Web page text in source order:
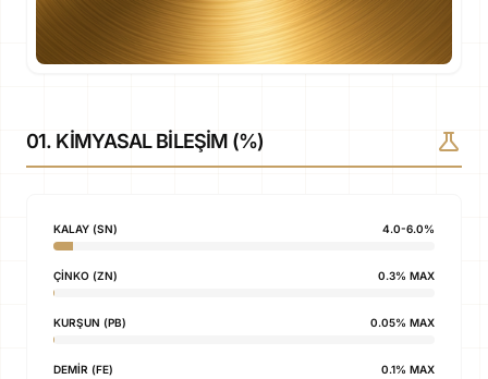
01. KIMYASAL BILEŞIM (%) science
KALAY (SN) 4.0-6.0%
ÇINKO (ZN) 0.3% MAX
KURŞUN (PB) 0.05% MAX
DEMIR (FE) 0.1% MAX